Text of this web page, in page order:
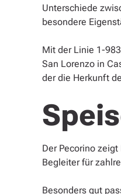
Unterschiede
besondere
Mit der Linie 1-
San Lorenzo in
der die Herkunft
Der Pecorino
Begleiter für
Besonders gut